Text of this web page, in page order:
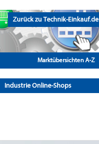
Zurück zu Technik-Einkauf.de
Marktübersichten A-Z
Industrie Online-Shops